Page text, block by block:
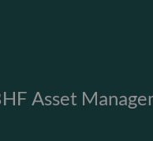
Asset